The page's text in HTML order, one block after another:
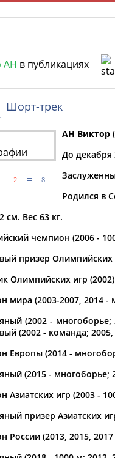
и
М Н О П
Э Ю Я
с
Виктория
АН в публикациях
Шорт-трек
2 = 8
АН Виктор
До декабря
Родился в
см. Вес 63 кг.
чемпион (2006 -
призер Олимпийских
Олимпийских игр
мира (2003-2007, 2014 -
(2002 - многоборье;
(2002 - команда;
Европы (2014 -
(2015 - многоборье;
Азиатских игр (2003 -
призер Азиатских
России (2013, 2015,